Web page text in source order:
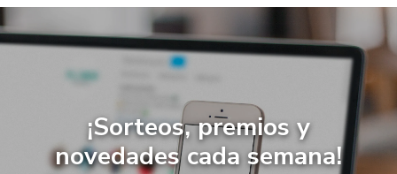
¡Sorteos, premios y
novedades cada semana!